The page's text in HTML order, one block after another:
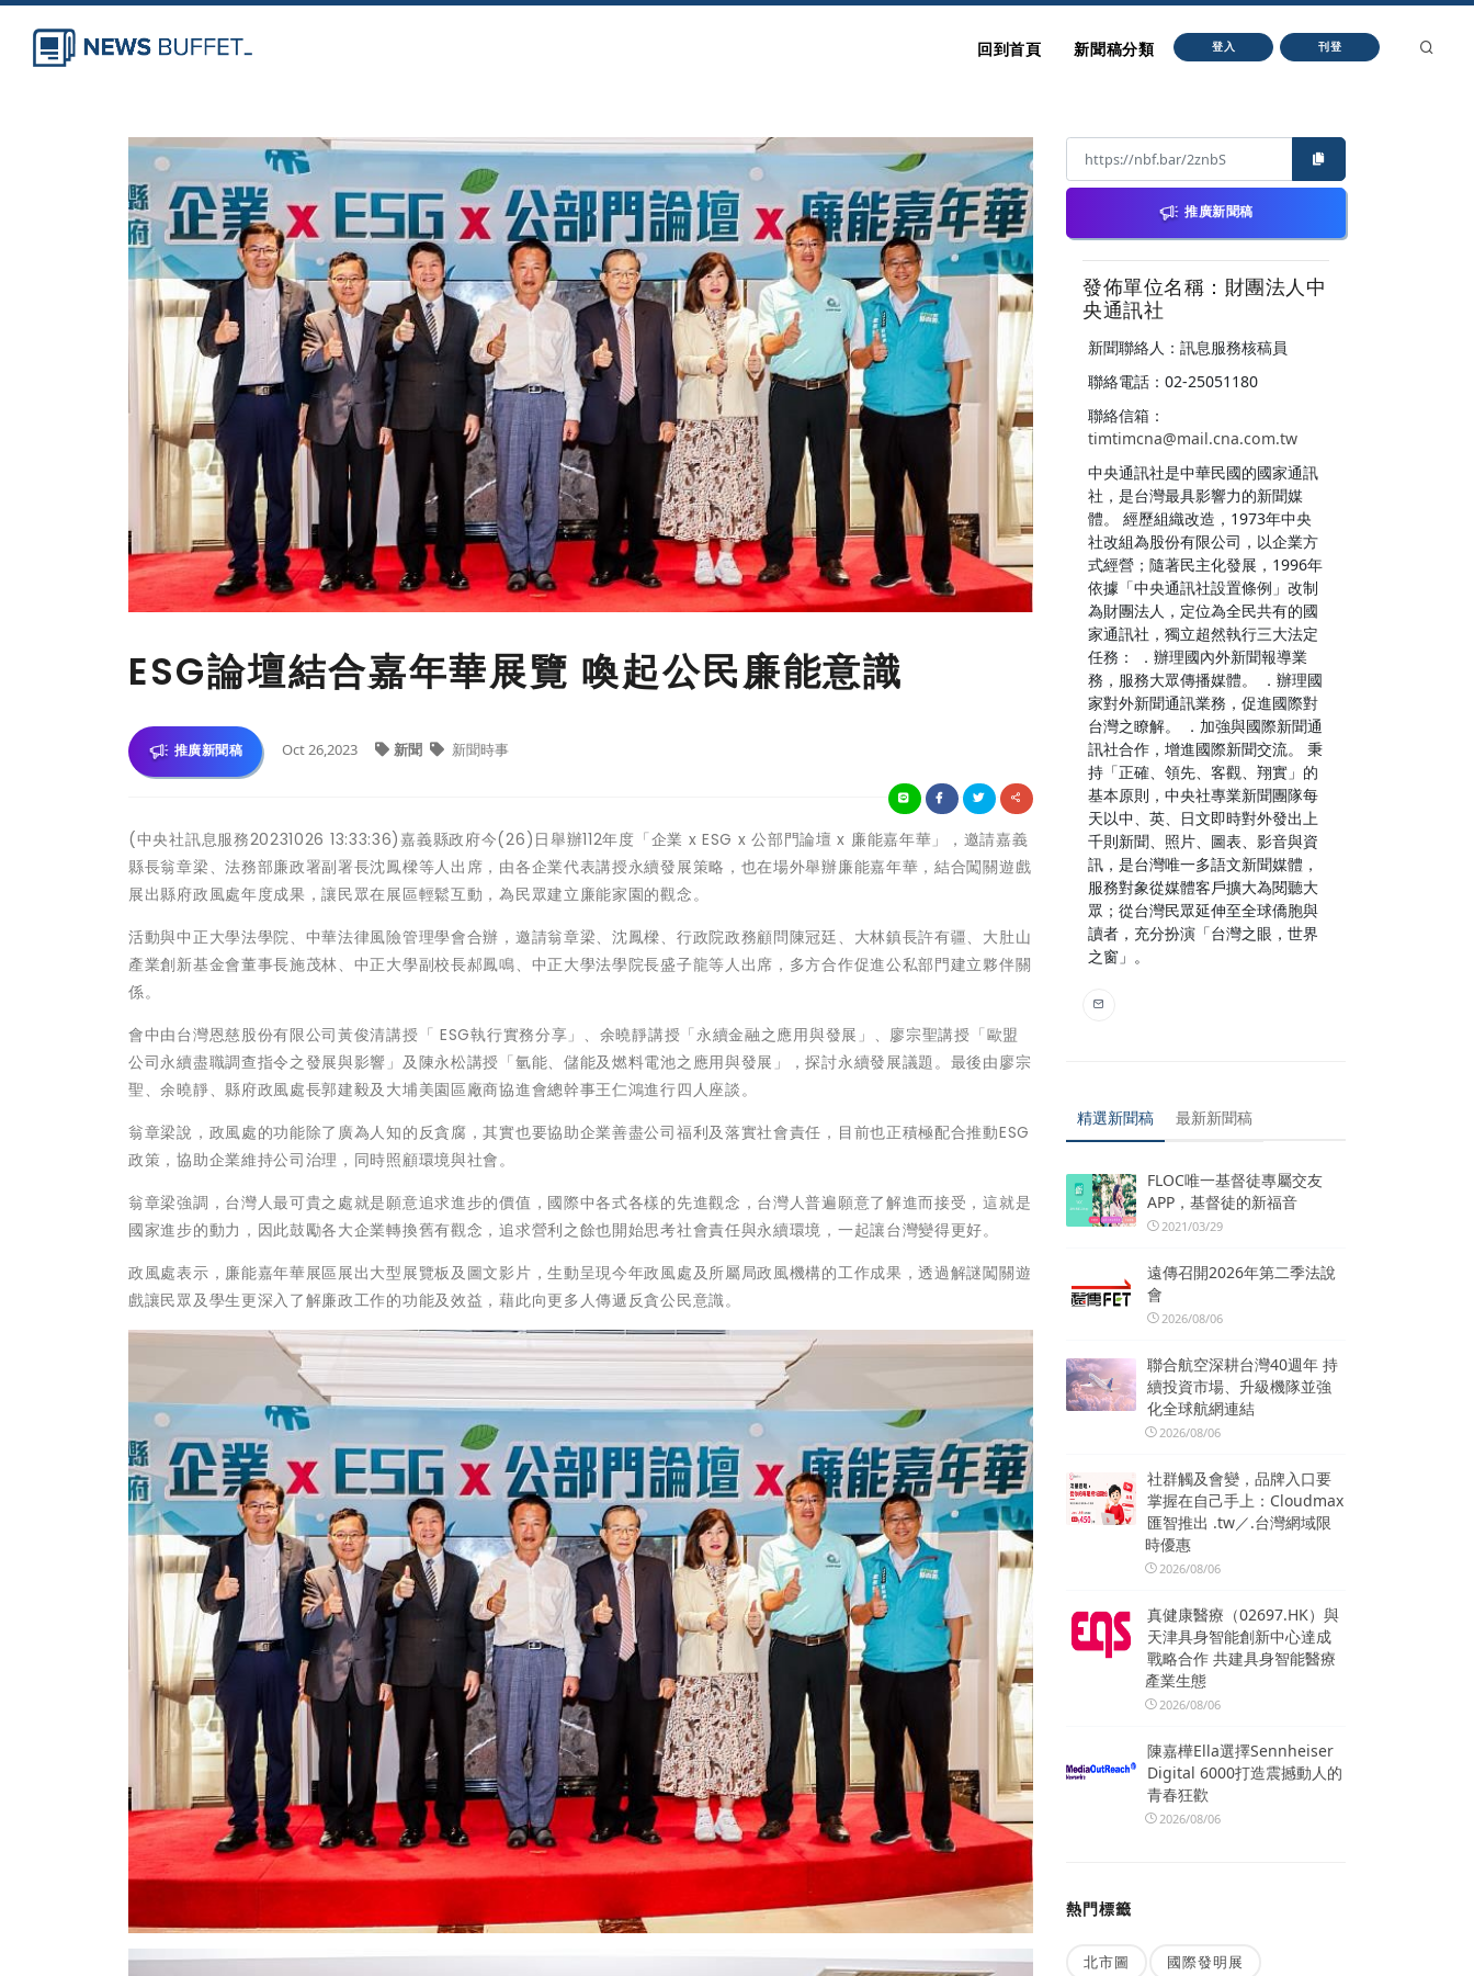
回到首頁 新聞稿分類 登入 刊登
ESG論壇結合嘉年華展覽 喚起公民廉能意識
推廣新聞稿 Oct 26,2023 新聞 新聞時事
(中央社訊息服務20231026 13:33:36)嘉義縣政府今(26)日舉辦112年度「企業 x ESG x 公部門論壇 x 廉能嘉年華」，邀請嘉義
縣長翁章梁、法務部廉政署副署長沈鳳樑等人出席，由各企業代表講授永續發展策略，也在場外舉辦廉能嘉年華，結合闖關遊戲
展出縣府政風處年度成果，讓民眾在展區輕鬆互動，為民眾建立廉能家園的觀念。
活動與中正大學法學院、中華法律風險管理學會合辦，邀請翁章梁、沈鳳樑、行政院政務顧問陳冠廷、大林鎮長許有疆、大肚山
產業創新基金會董事長施茂林、中正大學副校長郝鳳鳴、中正大學法學院長盛子龍等人出席，多方合作促進公私部門建立夥伴關
係。
會中由台灣恩慈股份有限公司黃俊清講授「 ESG執行實務分享」、余曉靜講授「永續金融之應用與發展」、廖宗聖講授「歐盟
公司永續盡職調查指令之發展與影響」及陳永松講授「氫能、儲能及燃料電池之應用與發展」，探討永續發展議題。最後由廖宗
聖、余曉靜、縣府政風處長郭建毅及大埔美園區廠商協進會總幹事王仁鴻進行四人座談。
翁章梁說，政風處的功能除了廣為人知的反貪腐，其實也要協助企業善盡公司福利及落實社會責任，目前也正積極配合推動ESG
政策，協助企業維持公司治理，同時照顧環境與社會。
翁章梁強調，台灣人最可貴之處就是願意追求進步的價值，國際中各式各樣的先進觀念，台灣人普遍願意了解進而接受，這就是
國家進步的動力，因此鼓勵各大企業轉換舊有觀念，追求營利之餘也開始思考社會責任與永續環境，一起讓台灣變得更好。
政風處表示，廉能嘉年華展區展出大型展覽板及圖文影片，生動呈現今年政風處及所屬局政風機構的工作成果，透過解謎闖關遊
戲讓民眾及學生更深入了解廉政工作的功能及效益，藉此向更多人傳遞反貪公民意識。
推廣新聞稿
發佈單位名稱：財團法人中
央通訊社
新聞聯絡人：訊息服務核稿員
聯絡電話：02-25051180
聯絡信箱：
timtimcna@mail.cna.com.tw
中央通訊社是中華民國的國家通訊
社，是台灣最具影響力的新聞媒
體。 經歷組織改造，1973年中央
社改組為股份有限公司，以企業方
式經營；隨著民主化發展，1996年
依據「中央通訊社設置條例」改制
為財團法人，定位為全民共有的國
家通訊社，獨立超然執行三大法定
任務： ．辦理國內外新聞報導業
務，服務大眾傳播媒體。 ．辦理國
家對外新聞通訊業務，促進國際對
台灣之瞭解。 ．加強與國際新聞通
訊社合作，增進國際新聞交流。 秉
持「正確、領先、客觀、翔實」的
基本原則，中央社專業新聞團隊每
天以中、英、日文即時對外發出上
千則新聞、照片、圖表、影音與資
訊，是台灣唯一多語文新聞媒體，
服務對象從媒體客戶擴大為閱聽大
眾；從台灣民眾延伸至全球僑胞與
讀者，充分扮演「台灣之眼，世界
之窗」。
精選新聞稿 最新新聞稿
FLOC唯一基督徒專屬交友
APP，基督徒的新福音
2021/03/29
遠傳召開2026年第二季法說
會
2026/08/06
聯合航空深耕台灣40週年 持
續投資市場、升級機隊並強
化全球航網連結
2026/08/06
社群觸及會變，品牌入口要
掌握在自己手上：Cloudmax
匯智推出 .tw／.台灣網域限
時優惠
2026/08/06
真健康醫療（02697.HK）與
天津具身智能創新中心達成
戰略合作 共建具身智能醫療
產業生態
2026/08/06
陳嘉樺Ella選擇Sennheiser
Digital 6000打造震撼動人的
青春狂歡
2026/08/06
熱門標籤
北市圖 國際發明展